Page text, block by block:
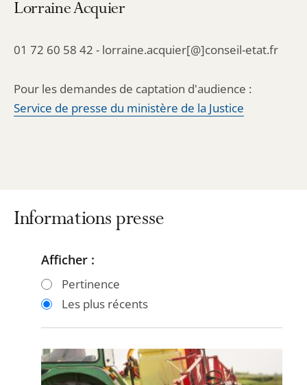
Lorraine Acquier
01 72 60 58 42 - lorraine.acquier[@]conseil-etat.fr
Pour les demandes de captation d'audience :
Service de presse du ministère de la Justice
Informations presse
Passer
filtres
après
Passer
filtres
avant
Afficher :
Pertinence
Les plus récents
Réglementation
de